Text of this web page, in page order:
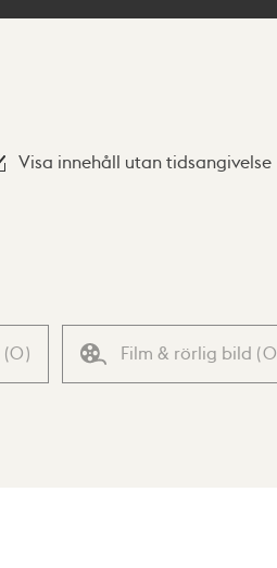
Visa innehåll utan tidsangivelse
(0) Film & rörlig bild (0